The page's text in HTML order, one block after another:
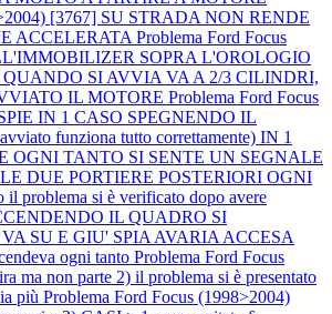
[3767] SU STRADA NON RENDE
ACCELERATA Problema Ford Focus
SOPRA L'OROLOGIO
QUANDO SI AVVIA VA A 2/3 CILINDRI,
IL MOTORE Problema Ford Focus
IN 1 CASO SPEGNENDO IL
funziona tutto correttamente) IN 1
TANTO SI SENTE UN SEGNALE
DUE PORTIERE POSTERIORI OGNI
problema si è verificato dopo avere
IL QUADRO SI
SU E GIU' SPIA AVARIA ACCESA
ogni tanto Problema Ford Focus
non parte 2) il problema si è presentato
più Problema Ford Focus (1998>2004)